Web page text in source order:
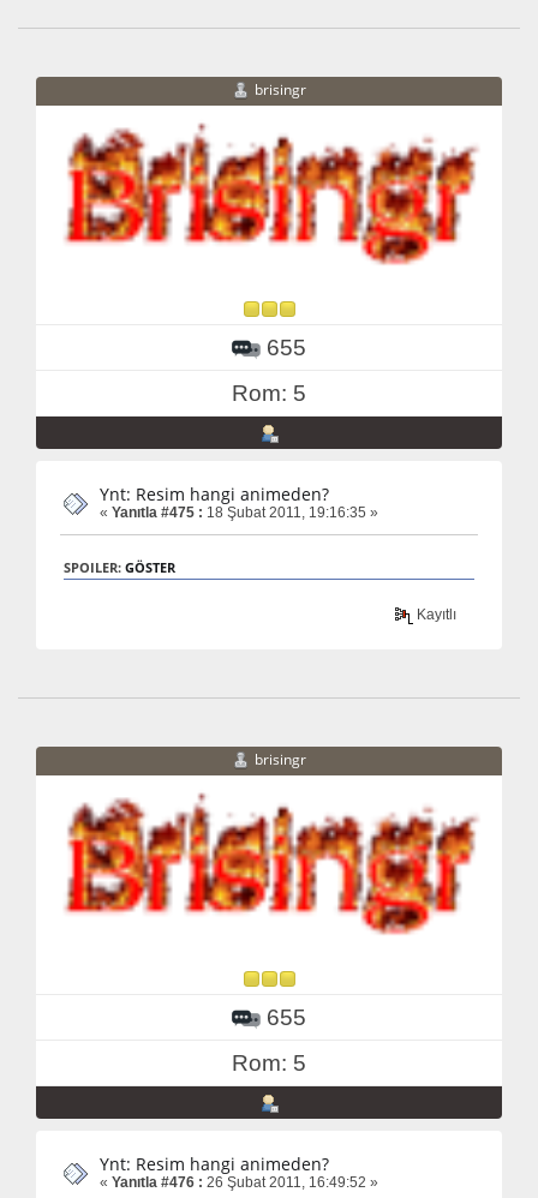
brisingr
655
Rom: 5
Ynt: Resim hangi animeden?
« Yanıtla #475 : 18 Şubat 2011, 19:16:35 »
SPOILER: GÖSTER
Kayıtlı
brisingr
655
Rom: 5
Ynt: Resim hangi animeden?
« Yanıtla #476 : 26 Şubat 2011, 16:49:52 »